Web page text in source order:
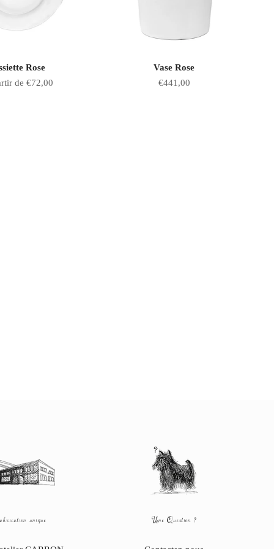
Rose
vente
de €72,00
Vase Rose
Prix de vente
€441,00
unique Une Question ?